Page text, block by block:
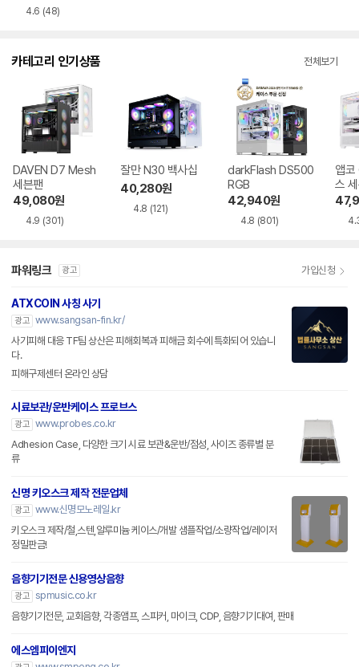
4.6 (48)
카테고리 인기상품 전체보기
DAVEN D7 Mesh
세븐팬
49,080원
4.9 (301)
잘만 N30 백사십
40,280원
4.8 (121)
darkFlash DS500
RGB
42,940원
4.8 (801)
앱코
스
파워링크 광고 가입신청
ATXCOIN 사칭 사기
광고 www.sangsan-fin.kr/
사기피해 대응 TF팀 상산은 피해회복과 피해금 회수에 특화되어 있습니
다.
피해구제센터 온라인 상담
시료보관/운반케이스 프로브스
광고 www.probes.co.kr
Adhesion Case, 다양한 크기 시료 보관&운반/점성, 사이즈 종류별 분
류
신명 키오스크 제작 전문업체
광고 www.신명모노레일.kr
키오스크 제작/철,스텐,알루미늄 케이스/개발 샘플작업/소량작업/레이저
정밀판금!
음향기기전문 신용영상음향
광고 spmusic.co.kr
음향기기전문, 교회음향, 각종앰프, 스피커, 마이크, CDP, 음향기기대여, 판매
에스엠피이엔지